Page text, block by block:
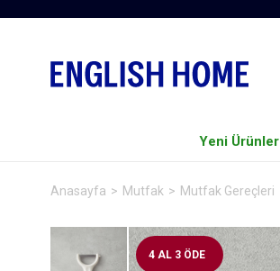
Yeni Ürünler
Anasayfa Mutfak Mutfak Gereçleri
4 AL 3 ÖDE